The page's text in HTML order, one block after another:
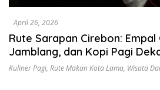
April 26, 2026
Rute Sarapan Cirebon: Empal
Jamblang, dan Kopi Pagi
Kuliner Pagi, Rute Makan Kota Lama, Wisata